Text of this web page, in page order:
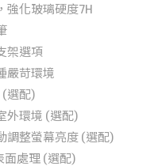
強化玻璃硬度7H
架選項
嚴苛環境
(選配)
外環境 (選配)
調整螢幕亮度 (選配)
處理 (選配)